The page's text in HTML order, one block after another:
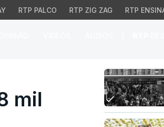
RTP PALCO RTP ZIG ZAG RTP
passageiros
mil